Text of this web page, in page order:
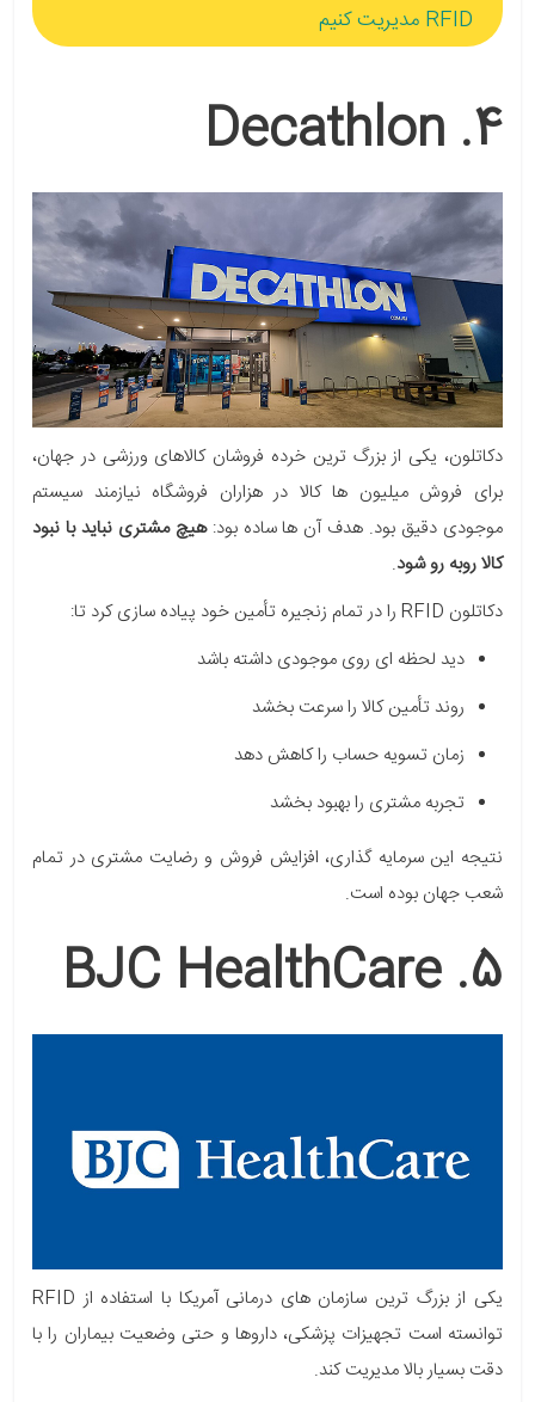
RFID مدیریت کنیم
4. Decathlon
دکاتلون، یکی از بزرگ ترین خرده فروشان کالاهای ورزشی در جهان،
برای فروش میلیون ها کالا در هزاران فروشگاه نیازمند سیستم
موجودی دقیق بود. هدف آن ها ساده بود:هیچ مشتری نباید با نبود
کالا روبه رو شود.
دکاتلون RFID را در تمام زنجیره تأمین خود پیاده سازی کرد تا:
دید لحظه ای روی موجودی داشته باشد
روند تأمین کالا را سرعت بخشد
زمان تسویه حساب را کاهش دهد
تجربه مشتری را بهبود بخشد
نتیجه این سرمایه گذاری، افزایش فروش و رضایت مشتری در تمام
شعب جهان بوده است.
5. BJC HealthCare
یکی از بزرگ ترین سازمان های درمانی آمریکا با استفاده از RFID
توانسته است تجهیزات پزشکی، داروها و حتی وضعیت بیماران را با
دقت بسیار بالا مدیریت کند.